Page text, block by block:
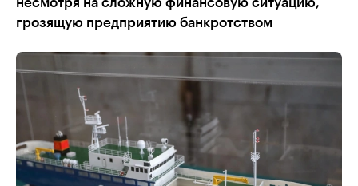
несмотря на сложную финансовую ситуацию,
грозящую предприятию банкротством